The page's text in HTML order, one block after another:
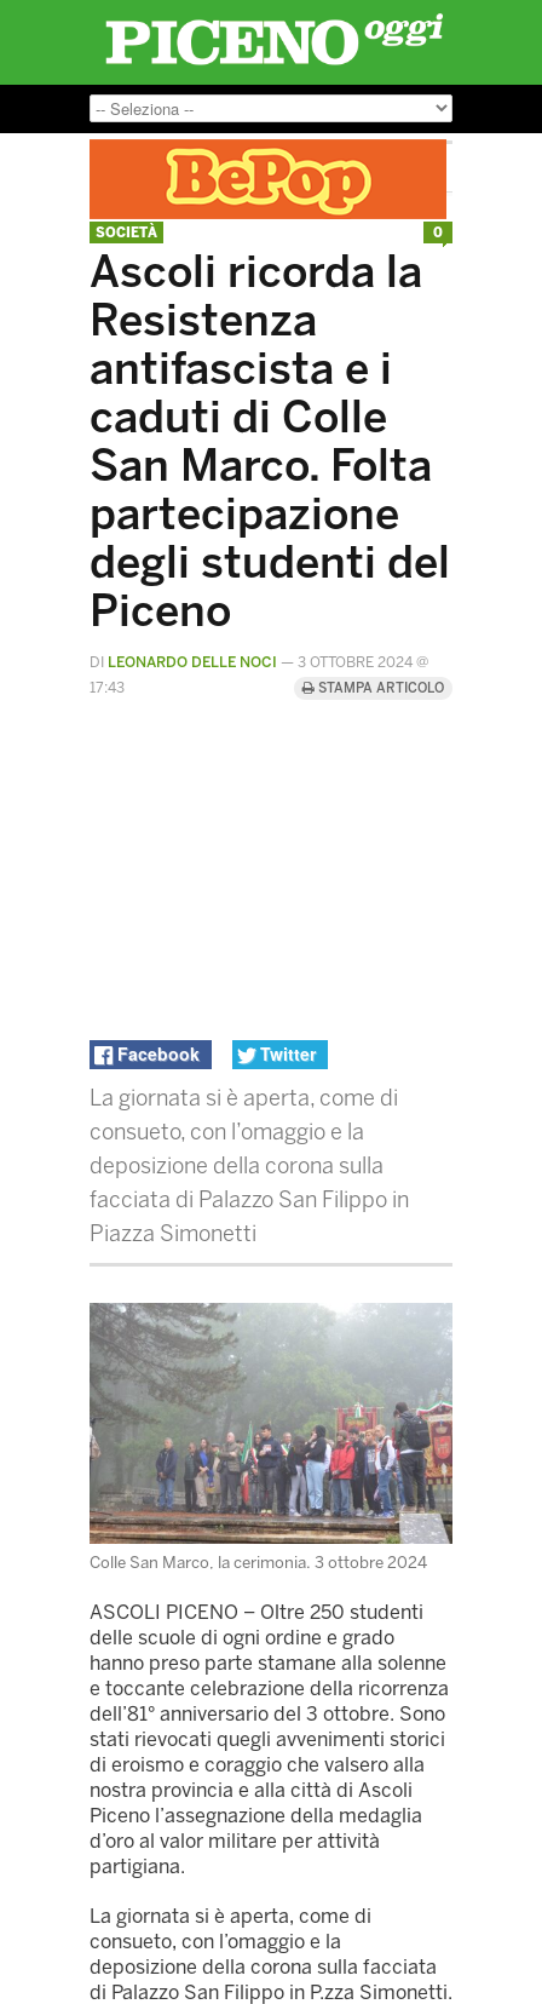
SOCIETÀ
Ascoli ricorda la
Resistenza
antifascista e i
caduti di Colle
San Marco. Folta
partecipazione
degli studenti del
Piceno
DI LEONARDO DELLE NOCI — 3 OTTOBRE 2024 @
17:43
STAMPA ARTICOLO
Facebook Twitter
La giornata si è aperta, come di
consueto, con l’omaggio e la
deposizione della corona sulla
facciata di Palazzo San Filippo in
Piazza Simonetti
Colle San Marco, la cerimonia. 3 ottobre 2024
ASCOLI PICENO – Oltre 250 studenti
delle scuole di ogni ordine e grado
hanno preso parte stamane alla solenne
e toccante celebrazione della ricorrenza
dell’81° anniversario del 3 ottobre. Sono
stati rievocati quegli avvenimenti storici
di eroismo e coraggio che valsero alla
nostra provincia e alla città di Ascoli
Piceno l’assegnazione della medaglia
d’oro al valor militare per attività
partigiana.
La giornata si è aperta, come di
consueto, con l’omaggio e la
deposizione della corona sulla facciata
di Palazzo San Filippo in P.zza Simonetti.
0